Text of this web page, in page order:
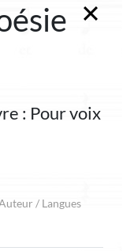
: Pour voix
/ Langues